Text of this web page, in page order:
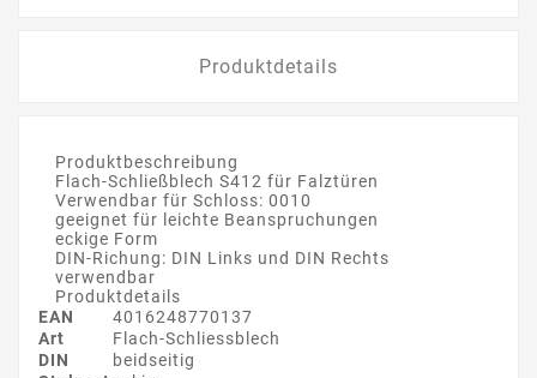
Produktdetails
Produktbeschreibung
Flach-Schließblech S412 für Falztüren
Verwendbar für Schloss: 0010
geeignet für leichte Beanspruchungen
eckige Form
DIN-Richung: DIN Links und DIN Rechts
verwendbar
Produktdetails
EAN
4016248770137
Art
Flach-Schliessblech
DIN
beidseitig